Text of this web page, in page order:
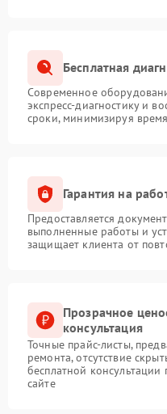
Бесплатная
Современное
экспресс-диагностику и
сроки, минимизируя
Гарантия на
Предоставляется
выполненные работы и
защищает клиента от
Прозрачное
консультация
Точные прайс-листы,
ремонта, отсутствие
бесплатной
сайте